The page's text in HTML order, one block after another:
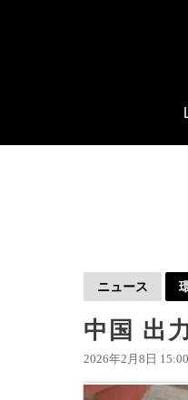
ニュース
中国 出
2026年2月8日 15:00